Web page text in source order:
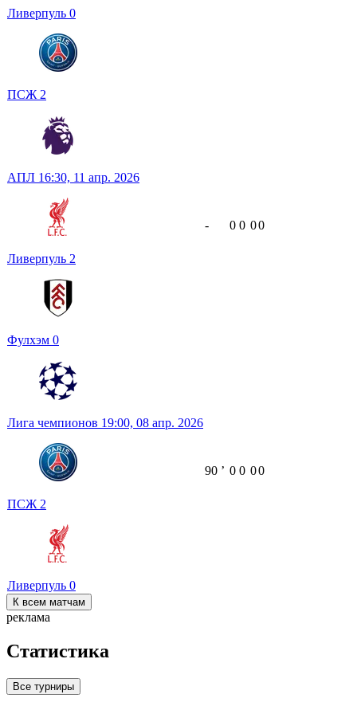
Ливерпуль 0
ПСЖ 2
АПЛ 16:30, 11 апр. 2026
Ливерпуль 2
Фулхэм 0
- 0 0 00
Лига чемпионов 19:00, 08 апр. 2026
ПСЖ 2
Ливерпуль 0
90 ʼ 0 0 00
К всем матчам
реклама
Статистика
Все турниры